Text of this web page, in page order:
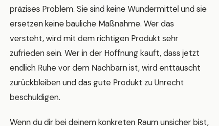
präzises Problem. Sie sind keine Wundermittel und sie
ersetzen keine bauliche Maßnahme. Wer das
versteht, wird mit dem richtigen Produkt sehr
zufrieden sein. Wer in der Hoffnung kauft, dass jetzt
endlich Ruhe vor dem Nachbarn ist, wird enttäuscht
zurückbleiben und das gute Produkt zu Unrecht
beschuldigen.
Wenn du dir bei deinem konkreten Raum unsicher bist,